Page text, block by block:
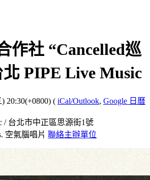
作社 “Cancelled巡
PIPE Live Music
20:30(+0800) ( iCal/Outlook, Google 日曆
/ 台北市中正區思源街1號
空氣腦唱片 聯絡主辦單位